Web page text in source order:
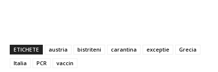
ETICHETE austria bistriteni carantina exceptie
Grecia
Italia
PCR vaccin